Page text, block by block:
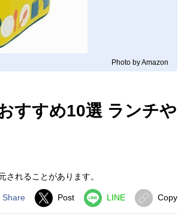
Photo by Amazon
すすめ10選 ランチや
れることがあります。
Share Post LINE Copy